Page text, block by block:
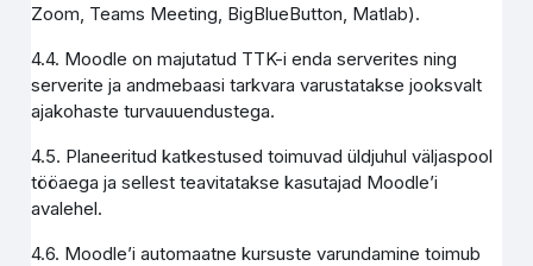
Zoom, Teams Meeting, BigBlueButton, Matlab).
4.4. Moodle on majutatud TTK-i enda serverites ning
serverite ja andmebaasi tarkvara varustatakse jooksvalt
ajakohaste turvauuendustega.
4.5. Planeeritud katkestused toimuvad üldjuhul väljaspool
tööaega ja sellest teavitatakse kasutajad Moodle’i
avalehel.
4.6. Moodle’i automaatne kursuste varundamine toimub